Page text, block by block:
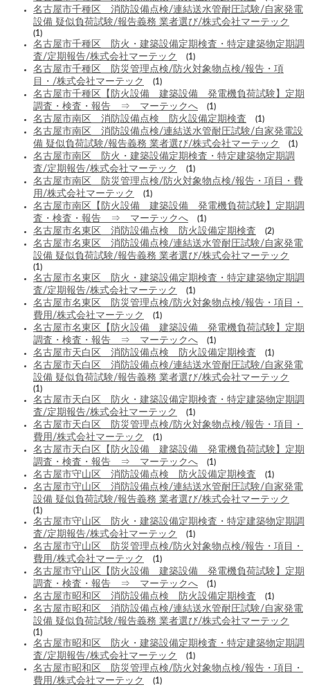
名古屋市千種区 消防設備点検/連結送水管耐圧試験/自家発電
設備 疑似負荷試験/報告義務 業者選び/株式会社マーテック
(1)
名古屋市千種区 防火・建築設備定期検査・特定建築物定期調
査/定期報告/株式会社マーテック
(1)
名古屋市千種区 防災管理点検/防火対象物点検/報告・項
目・/株式会社マーテック
(1)
名古屋市千種区【防火設備 建築設備 発電機負荷試験】定期
調査・検査・報告 ⇒ マーテックへ
(1)
名古屋市南区 消防設備点検 防火設備定期検査 (1)
名古屋市南区 消防設備点検/連結送水管耐圧試験/自家発電設
備 疑似負荷試験/報告義務 業者選び/株式会社マーテック
(1)
名古屋市南区 防火・建築設備定期検査・特定建築物定期調
査/定期報告/株式会社マーテック
(1)
名古屋市南区 防災管理点検/防火対象物点検/報告・項目・費
用/株式会社マーテック
(1)
名古屋市南区【防火設備 建築設備 発電機負荷試験】定期調
査・検査・報告 ⇒ マーテックへ
(1)
名古屋市名東区 消防設備点検 防火設備定期検査 (2)
名古屋市名東区 消防設備点検/連結送水管耐圧試験/自家発電
設備 疑似負荷試験/報告義務 業者選び/株式会社マーテック
(1)
名古屋市名東区 防火・建築設備定期検査・特定建築物定期調
査/定期報告/株式会社マーテック
(1)
名古屋市名東区 防災管理点検/防火対象物点検/報告・項目・
費用/株式会社マーテック
(1)
名古屋市名東区【防火設備 建築設備 発電機負荷試験】定期
調査・検査・報告 ⇒ マーテックへ
(1)
名古屋市天白区 消防設備点検 防火設備定期検査 (1)
名古屋市天白区 消防設備点検/連結送水管耐圧試験/自家発電
設備 疑似負荷試験/報告義務 業者選び/株式会社マーテック
(1)
名古屋市天白区 防火・建築設備定期検査・特定建築物定期調
査/定期報告/株式会社マーテック
(1)
名古屋市天白区 防災管理点検/防火対象物点検/報告・項目・
費用/株式会社マーテック
(1)
名古屋市天白区【防火設備 建築設備 発電機負荷試験】定期
調査・検査・報告 ⇒ マーテックへ
(1)
名古屋市守山区 消防設備点検 防火設備定期検査 (1)
名古屋市守山区 消防設備点検/連結送水管耐圧試験/自家発電
設備 疑似負荷試験/報告義務 業者選び/株式会社マーテック
(1)
名古屋市守山区 防火・建築設備定期検査・特定建築物定期調
査/定期報告/株式会社マーテック
(1)
名古屋市守山区 防災管理点検/防火対象物点検/報告・項目・
費用/株式会社マーテック
(1)
名古屋市守山区【防火設備 建築設備 発電機負荷試験】定期
調査・検査・報告 ⇒ マーテックへ
(1)
名古屋市昭和区 消防設備点検 防火設備定期検査 (1)
名古屋市昭和区 消防設備点検/連結送水管耐圧試験/自家発電
設備 疑似負荷試験/報告義務 業者選び/株式会社マーテック
(1)
名古屋市昭和区 防火・建築設備定期検査・特定建築物定期調
査/定期報告/株式会社マーテック
(1)
名古屋市昭和区 防災管理点検/防火対象物点検/報告・項目・
費用/株式会社マーテック
(1)